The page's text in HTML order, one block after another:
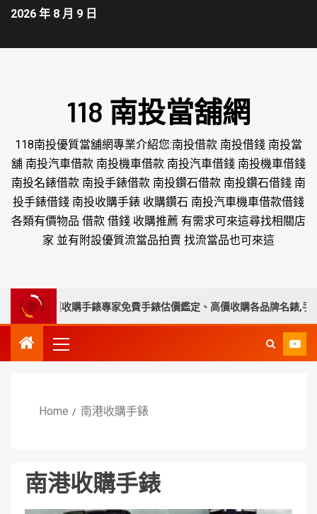
2026 年 8 月 9 日
118 南投當舖網
118南投優質當舖網專業介紹您:南投借款 南投借錢 南投當
舖 南投汽車借款 南投機車借款 南投汽車借錢 南投機車借錢
南投名錶借款 南投手錶借款 南投鑽石借款 南投鑽石借錢 南
投手錶借錢 南投收購手錶 收購鑽石 南投汽車機車借款借錢
各類有價物品 借款 借錢 收購推薦 有需求可來這尋找相關店
家 並有附設優質流當品拍賣 找流當品也可來這
苗栗收購手錶專家免費手錶估價鑑定、高價收購各品牌名錶,手錶要賣
Home 南港收購手錶
南港收購手錶